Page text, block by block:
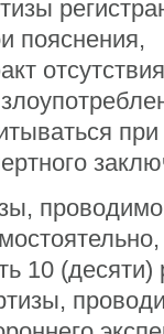
пояснения,
отсутствия
при
10 (десяти)